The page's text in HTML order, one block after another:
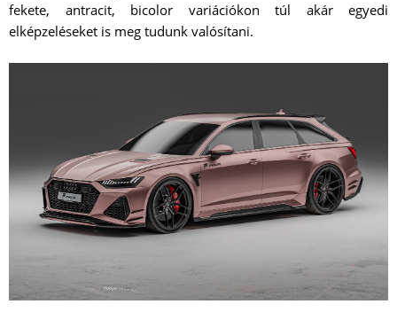
fekete, antracit, bicolor variációkon túl akár egyedi
elképzeléseket is meg tudunk valósítani.